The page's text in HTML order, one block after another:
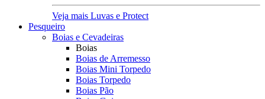
Veja mais Luvas e Protect
Pesqueiro
Boias e Cevadeiras
Boias
Boias de Arremesso
Boias Mini Torpedo
Boias Torpedo
Boias Pão